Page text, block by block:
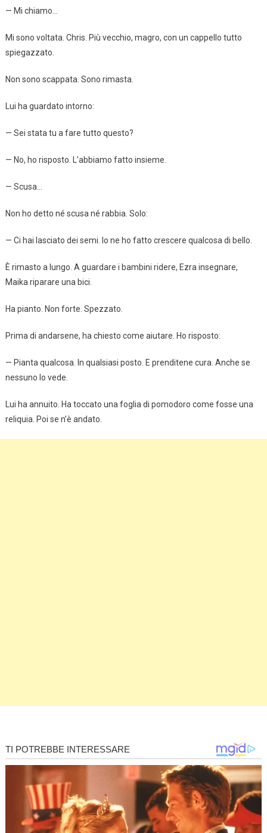
— Mi chiamo…
Mi sono voltata. Chris. Più vecchio, magro, con un cappello tutto
spiegazzato.
Non sono scappata. Sono rimasta.
Lui ha guardato intorno:
— Sei stata tu a fare tutto questo?
— No, ho risposto. L’abbiamo fatto insieme.
— Scusa…
Non ho detto né scusa né rabbia. Solo:
— Ci hai lasciato dei semi. Io ne ho fatto crescere qualcosa di bello.
È rimasto a lungo. A guardare i bambini ridere, Ezra insegnare,
Maika riparare una bici.
Ha pianto. Non forte. Spezzato.
Prima di andarsene, ha chiesto come aiutare. Ho risposto:
— Pianta qualcosa. In qualsiasi posto. E prenditene cura. Anche se
nessuno lo vede.
Lui ha annuito. Ha toccato una foglia di pomodoro come fosse una
reliquia. Poi se n’è andato.